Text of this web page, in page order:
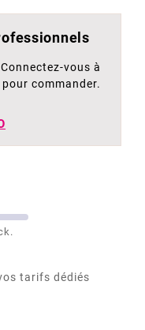
vous à
commander.
tarifs dédiés